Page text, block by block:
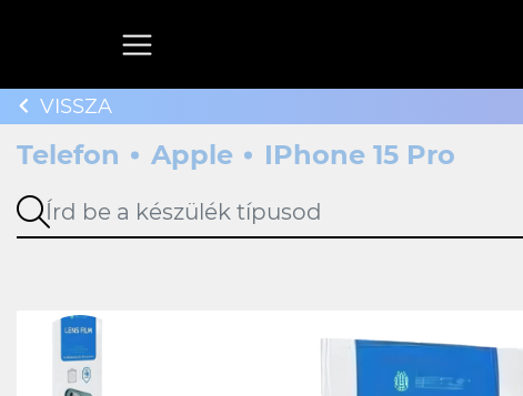
VISSZA
Telefon Apple IPhone 15 Pro